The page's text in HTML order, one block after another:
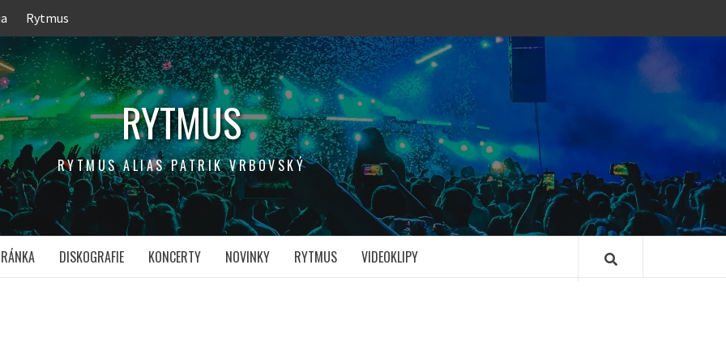
Rytmus
RYTMUS
RYTMUS ALIAS PATRIK VRBOVSKÝ
DISKOGRAFIE KONCERTY NOVINKY RYTMUS VIDEOKLIPY